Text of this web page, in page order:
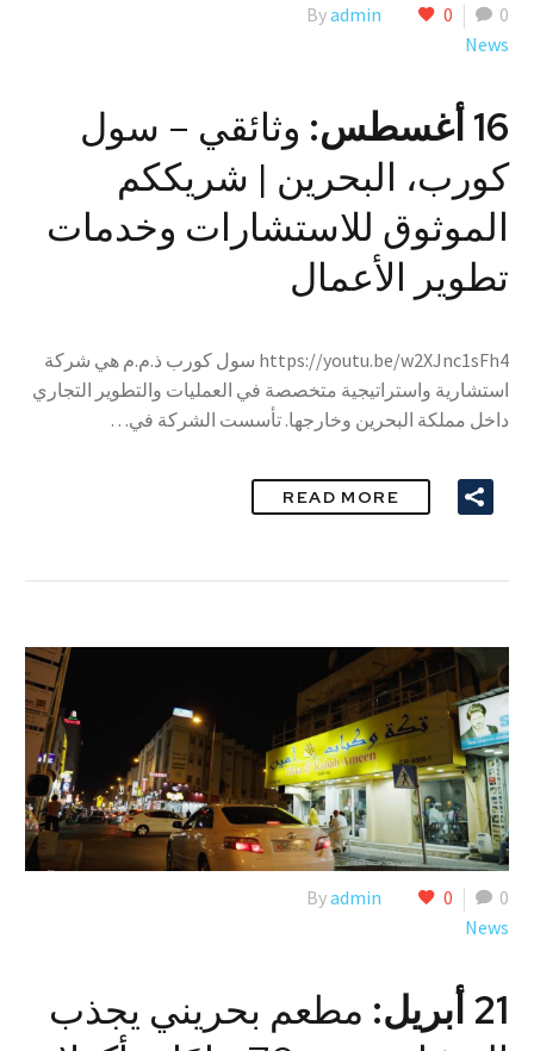
0
0
Byadmin
News
16 أغسطس:
وثائقي – سول
كورب، البحرين | شريككم
الموثوق للاستشارات وخدمات
تطوير الأعمال
https://youtu.be/w2XJnc1sFh4 سول كورب ذ.م.م هي شركة
استشارية واستراتيجية متخصصة في العمليات والتطوير التجاري
داخل مملكة البحرين وخارجها. تأسست الشركة في…
READ MORE
0
0
Byadmin
News
21 أبريل:
مطعم بحريني يجذب